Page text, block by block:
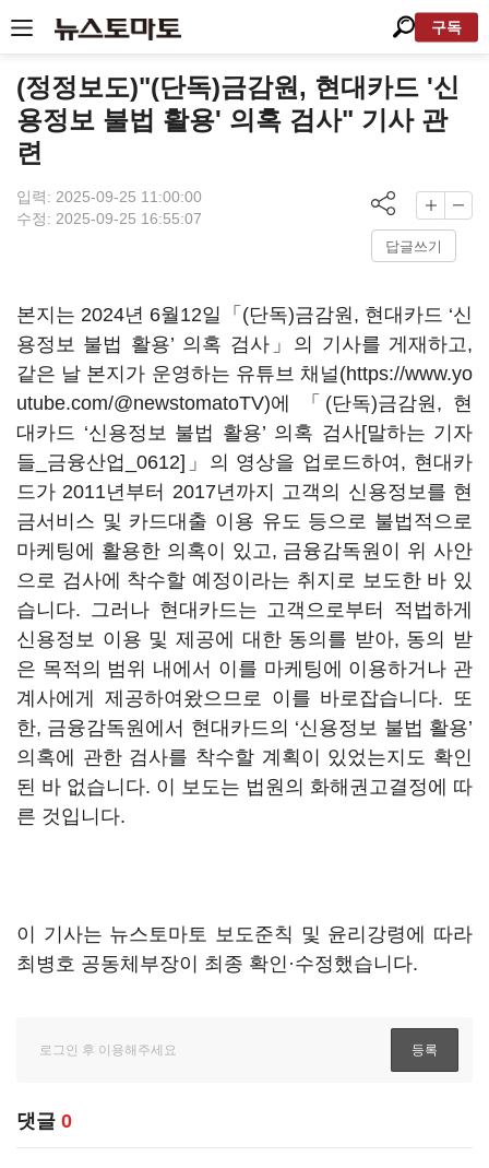
구독
(정정보도)"(단독)금감원, 현대카드 '신
용정보 불법 활용' 의혹 검사" 기사 관
련
입력: 2025-09-25 11:00:00
수정: 2025-09-25 16:55:07
답글쓰기
본지는 2024년 6월12일「(단독)금감원, 현대카드 ‘신
용정보 불법 활용’ 의혹 검사」의 기사를 게재하고,
같은 날 본지가 운영하는 유튜브 채널(https://www.yo
utube.com/@newstomatoTV)에 「(단독)금감원, 현
대카드 ‘신용정보 불법 활용’ 의혹 검사[말하는 기자
들_금융산업_0612]」의 영상을 업로드하여, 현대카
드가 2011년부터 2017년까지 고객의 신용정보를 현
금서비스 및 카드대출 이용 유도 등으로 불법적으로
마케팅에 활용한 의혹이 있고, 금융감독원이 위 사안
으로 검사에 착수할 예정이라는 취지로 보도한 바 있
습니다. 그러나 현대카드는 고객으로부터 적법하게
신용정보 이용 및 제공에 대한 동의를 받아, 동의 받
은 목적의 범위 내에서 이를 마케팅에 이용하거나 관
계사에게 제공하여왔으므로 이를 바로잡습니다. 또
한, 금융감독원에서 현대카드의 ‘신용정보 불법 활용’
의혹에 관한 검사를 착수할 계획이 있었는지도 확인
된 바 없습니다. 이 보도는 법원의 화해권고결정에 따
른 것입니다.
이 기사는 뉴스토마토 보도준칙 및 윤리강령에 따라
최병호 공동체부장이 최종 확인·수정했습니다.
댓글 0